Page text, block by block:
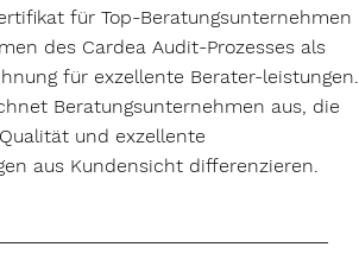
für Top-Beratungsunternehmen
des Cardea Audit-Prozesses als
für exzellente Berater-leistungen.
Beratungsunternehmen aus, die
und exzellente
aus Kundensicht differenzieren.